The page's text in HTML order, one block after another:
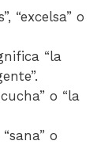
“excelsa” o
“la
o “la
o